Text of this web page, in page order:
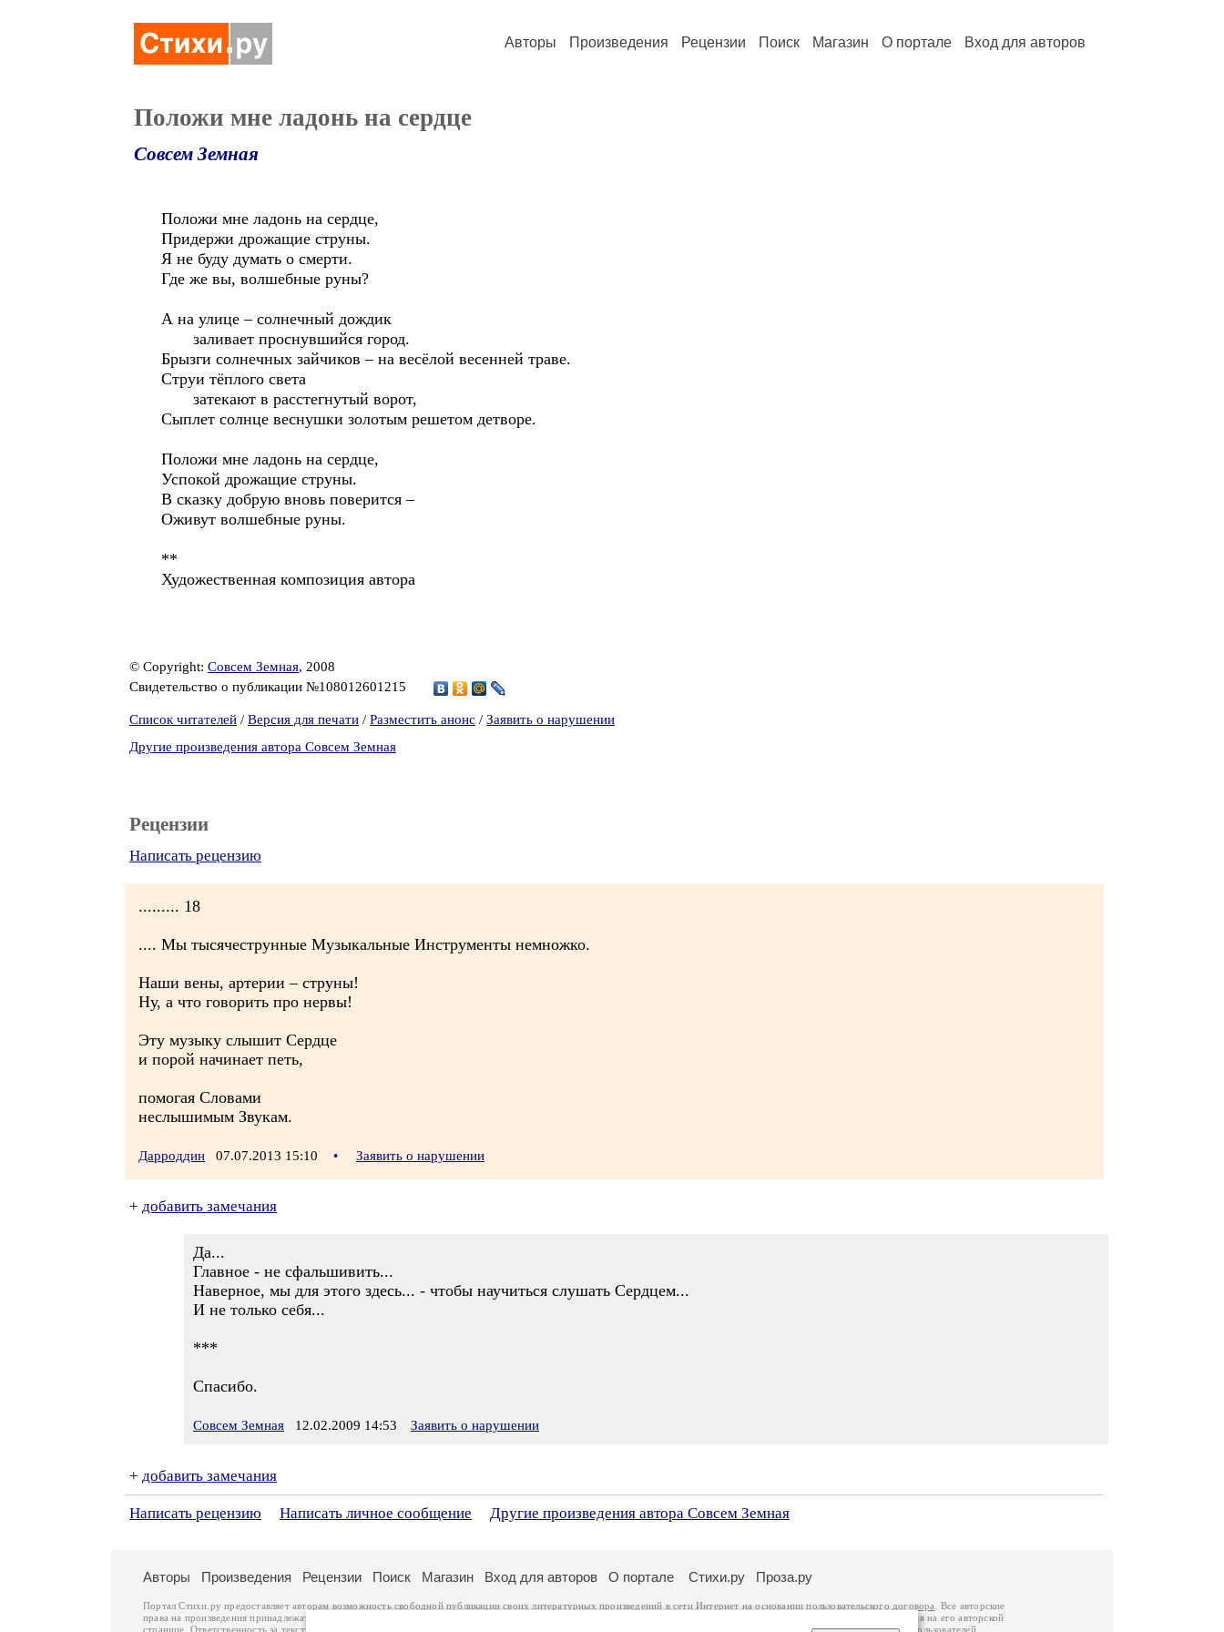
Авторы Произведения Рецензии Поиск Магазин О портале Вход для авторов
Положи мне ладонь на сердце
Совсем Земная
Положи мне ладонь на сердце,
Придержи дрожащие струны.
Я не буду думать о смерти.
Где же вы, волшебные руны?
А на улице – солнечный дождик
заливает проснувшийся город.
Брызги солнечных зайчиков – на весёлой весенней траве.
Струи тёплого света
затекают в расстегнутый ворот,
Сыплет солнце веснушки золотым решетом детворе.
Положи мне ладонь на сердце,
Успокой дрожащие струны.
В сказку добрую вновь поверится –
Оживут волшебные руны.
**
Художественная композиция автора
© Copyright: Совсем Земная, 2008
Свидетельство о публикации №108012601215
Список читателей / Версия для печати / Разместить анонс / Заявить о нарушении
Другие произведения автора Совсем Земная
Рецензии
Написать рецензию
......... 18
.... Мы тысячеструнные Музыкальные Инструменты немножко.
Наши вены, артерии – струны!
Ну, а что говорить про нервы!
Эту музыку слышит Сердце
и порой начинает петь,
помогая Словами
неслышимым Звукам.
Дарроддин 07.07.2013 15:10 • Заявить о нарушении
+ добавить замечания
Да...
Главное - не сфальшивить...
Наверное, мы для этого здесь... - чтобы научиться слушать Сердцем...
И не только себя...
***
Спасибо.
Совсем Земная 12.02.2009 14:53 Заявить о нарушении
+ добавить замечания
Написать рецензию Написать личное сообщение Другие произведения автора Совсем Земная
Авторы Произведения Рецензии Поиск Магазин Вход для авторов О портале Стихи.ру Проза.ру
Портал Стихи.ру предоставляет авторам возможность свободной публикации своих литературных произведений в сети Интернет на основаниипользовательского договора
. Все авторские
права на произведения принадлежат авторам и охраняются
. Перепечатка произведений возможна только с согласия его автора, к которому вы можете обратиться на его авторской
странице. Ответственность за тексты произведений авторы несут самостоятельно на основании
законодательства Российской Федерации. Данные пользователей